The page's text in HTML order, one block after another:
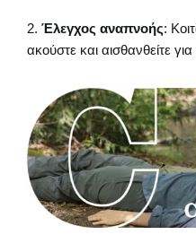
2. Έλεγχος αναπνοής:
ακούστε και αισθανθείτε